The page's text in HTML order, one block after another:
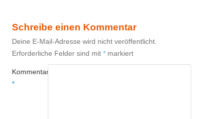
Schreibe einen Kommentar
Deine E-Mail-Adresse wird nicht veröffentlicht.
Erforderliche Felder sind mit * markiert
Kommentar
*